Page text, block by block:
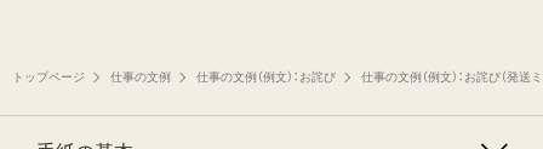
トップページ 仕事の文例 仕事の文例（例文）：お詫び 仕事の文例（例文）：お詫び（発